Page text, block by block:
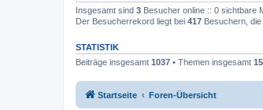
Insgesamt sind 3 Besucher online :: 0 sichtbare
Der Besucherrekord liegt bei 417 Besuchern,
STATISTIK
Beiträge insgesamt 1037 • Themen insgesamt
Startseite Foren-Übersicht